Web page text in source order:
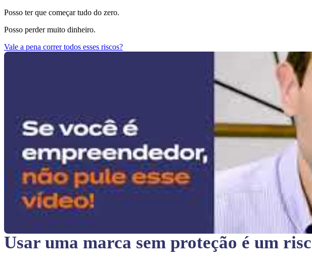
Posso ter que começar tudo do zero.
Posso perder muito dinheiro.
Vale a pena correr todos esses riscos?
Usar uma marca sem proteção é um